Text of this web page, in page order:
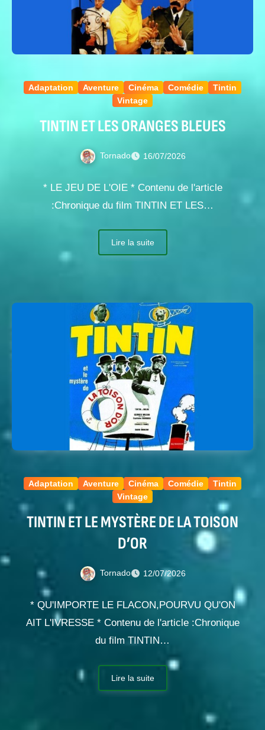
Adaptation Aventure Cinéma Comédie
Tintin
Vintage
TINTIN ET LES ORANGES BLEUES
Tornado 16/07/2026
* LE JEU DE L'OIE * Contenu de l'article
:Chronique du film TINTIN ET LES…
Lire la suite
Adaptation Aventure Cinéma Comédie
Tintin
Vintage
TINTIN ET LE MYSTÈRE DE LA TOISON
D’OR
Tornado 12/07/2026
* QU'IMPORTE LE FLACON,POURVU QU'ON
AIT L'IVRESSE * Contenu de l'article :Chronique
du film TINTIN…
Lire la suite